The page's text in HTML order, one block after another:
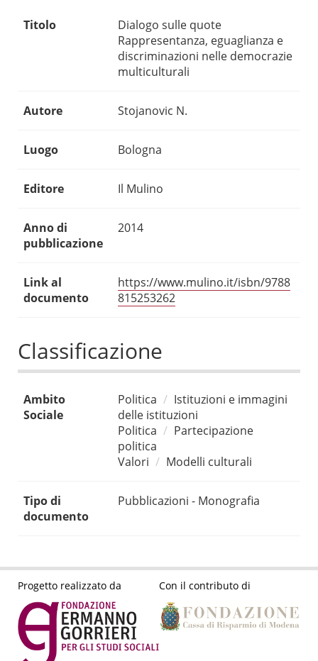
Titolo
Dialogo sulle quote
Rappresentanza, eguaglianza e
discriminazioni nelle democrazie
multiculturali
Autore Stojanovic N.
Luogo Bologna
Editore Il Mulino
Anno di
pubblicazione
2014
Link al
documento
https://www.mulino.it/isbn/9788
815253262
Classificazione
Ambito
Sociale
Politica
Istituzioni e immagini
delle istituzioni
Politica
Partecipazione
politica
Valori
Modelli culturali
Tipo di
documento
Pubblicazioni - Monografia
Progetto realizzato da Con il contributo di